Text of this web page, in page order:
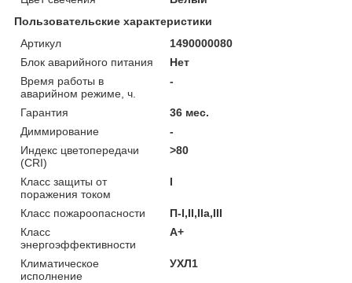
Пользовательские характеристики
Артикул
1490000080
Блок аварийного питания
Нет
Время работы в
аварийном режиме, ч.
-
Гарантия
36 мес.
Диммирование
-
Индекс цветопередачи
(CRI)
>80
Класс защиты от
поражения током
I
Класс пожароопасности
П-I,II,IIa,ІІІ
Класс
энергоэффективности
A+
Климатическое
исполнение
УХЛ1